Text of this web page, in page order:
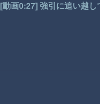
[動画0:27] 強引に追い越